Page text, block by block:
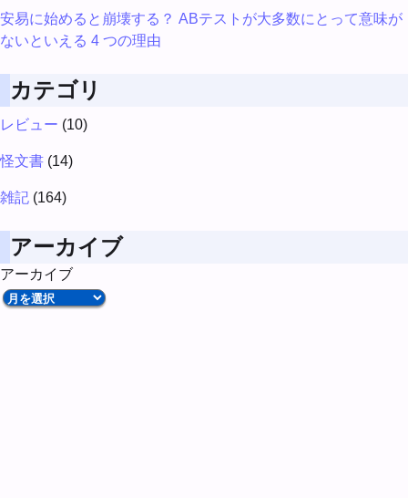
安易に始めると崩壊する？ ABテストが大多数にとって意味が
ないといえる 4 つの理由
カテゴリ
レビュー (10)
怪文書 (14)
雑記 (164)
アーカイブ
アーカイブ